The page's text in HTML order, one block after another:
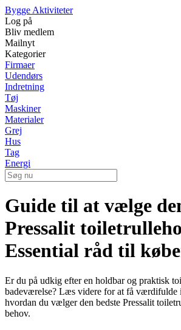
Bygge Aktiviteter
Log på
Bliv medlem
Mailnyt
Kategorier
Firmaer
Udendørs
Indretning
Tøj
Maskiner
Materialer
Grej
Hus
Tag
Energi
Guide til at vælge
Pressalit
Essential råd til
Er du på udkig efter en holdbar og praktisk
badeværelse? Læs videre for at få værdifulde
hvordan du vælger den bedste Pressalit
behov.